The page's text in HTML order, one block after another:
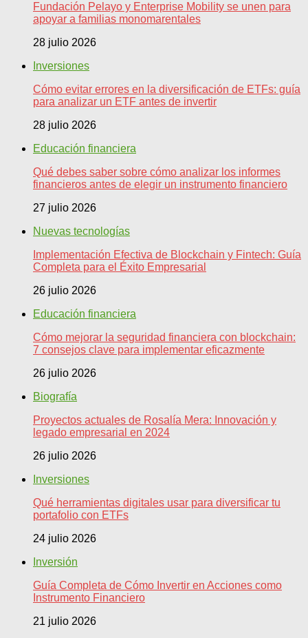
Fundación Pelayo y Enterprise Mobility se unen para
apoyar a familias monomarentales
28 julio 2026
Inversiones
Cómo evitar errores en la diversificación de ETFs: guía
para analizar un ETF antes de invertir
28 julio 2026
Educación financiera
Qué debes saber sobre cómo analizar los informes
financieros antes de elegir un instrumento financiero
27 julio 2026
Nuevas tecnologías
Implementación Efectiva de Blockchain y Fintech: Guía
Completa para el Éxito Empresarial
26 julio 2026
Educación financiera
Cómo mejorar la seguridad financiera con blockchain:
7 consejos clave para implementar eficazmente
26 julio 2026
Biografía
Proyectos actuales de Rosalía Mera: Innovación y
legado empresarial en 2024
26 julio 2026
Inversiones
Qué herramientas digitales usar para diversificar tu
portafolio con ETFs
24 julio 2026
Inversión
Guía Completa de Cómo Invertir en Acciones como
Instrumento Financiero
21 julio 2026